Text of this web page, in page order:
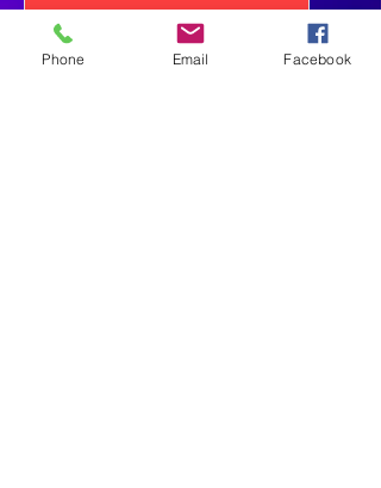
Phone Email Facebook